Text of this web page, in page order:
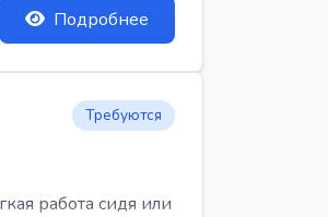
Подробнее
Требуются
работа сидя или